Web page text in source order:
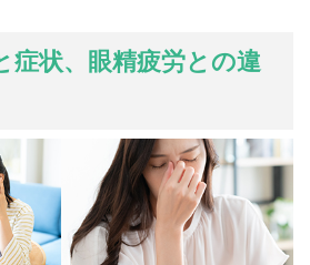
症状、眼精疲労との違